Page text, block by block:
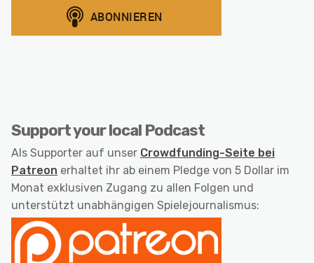
Support your local Podcast
Als Supporter auf unser Crowdfunding-Seite bei
Patreon erhaltet ihr ab einem Pledge von 5 Dollar im
Monat exklusiven Zugang zu allen Folgen und
unterstützt unabhängigen Spielejournalismus: